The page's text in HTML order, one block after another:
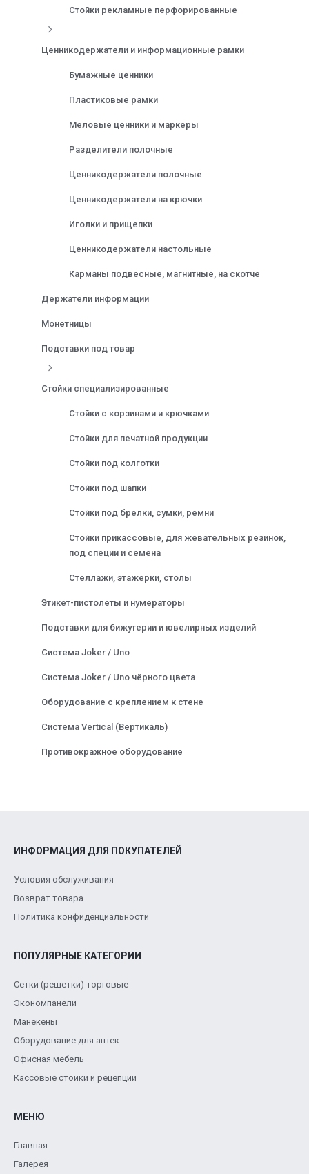
Стойки рекламные перфорированные
Ценникодержатели и информационные рамки
Бумажные ценники
Пластиковые рамки
Меловые ценники и маркеры
Разделители полочные
Ценникодержатели полочные
Ценникодержатели на крючки
Иголки и прищепки
Ценникодержатели настольные
Карманы подвесные, магнитные, на скотче
Держатели информации
Монетницы
Подставки под товар
Стойки специализированные
Стойки с корзинами и крючками
Стойки для печатной продукции
Стойки под колготки
Стойки под шапки
Стойки под брелки, сумки, ремни
Стойки прикассовые, для жевательных резинок,
под специи и семена
Стеллажи, этажерки, столы
Этикет-пистолеты и нумераторы
Подставки для бижутерии и ювелирных изделий
Система Joker / Uno
Система Joker / Uno чёрного цвета
Оборудование с креплением к стене
Система Vertical (Вертикаль)
Противокражное оборудование
ИНФОРМАЦИЯ ДЛЯ ПОКУПАТЕЛЕЙ
Условия обслуживания
Возврат товара
Политика конфиденциальности
ПОПУЛЯРНЫЕ КАТЕГОРИИ
Сетки (решетки) торговые
Экономпанели
Манекены
Оборудование для аптек
Офисная мебель
Кассовые стойки и рецепции
МЕНЮ
Главная
Галерея